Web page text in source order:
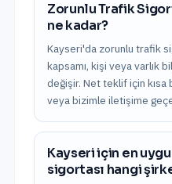
Zorunlu Trafik
ne kadar?
Kayseri'da zorunlu trafik
kapsamı, kişi veya varlık
değişir. Net teklif için
veya bizimle iletişime
Kayseri için en
sigortası hangi